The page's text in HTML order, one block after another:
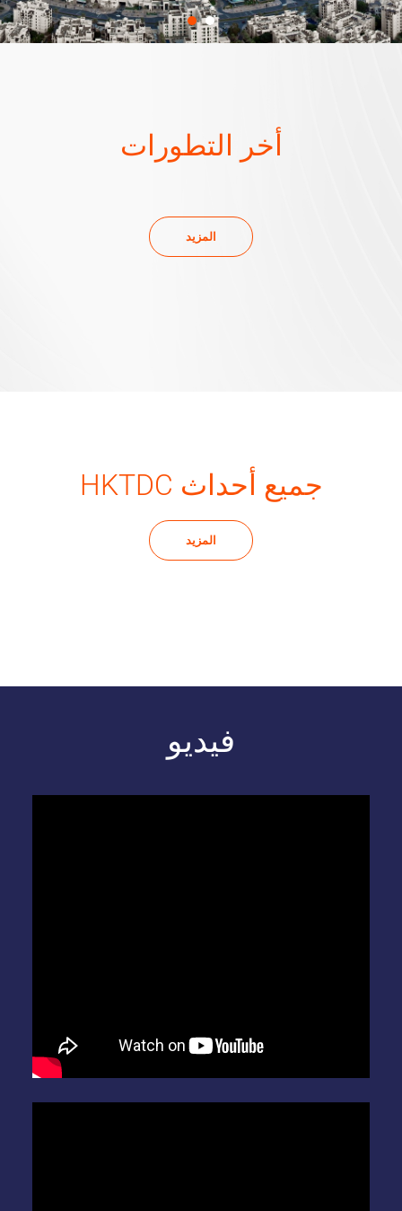
أخر التطورات
المزيد
HKTDC جميع أحداث
المزيد
فيديو